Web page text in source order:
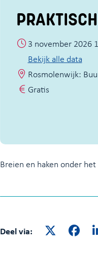
3 november 2026
Bekijk alle data
Rosmolenwijk:
Gratis
Breien en haken onder
Deel via: